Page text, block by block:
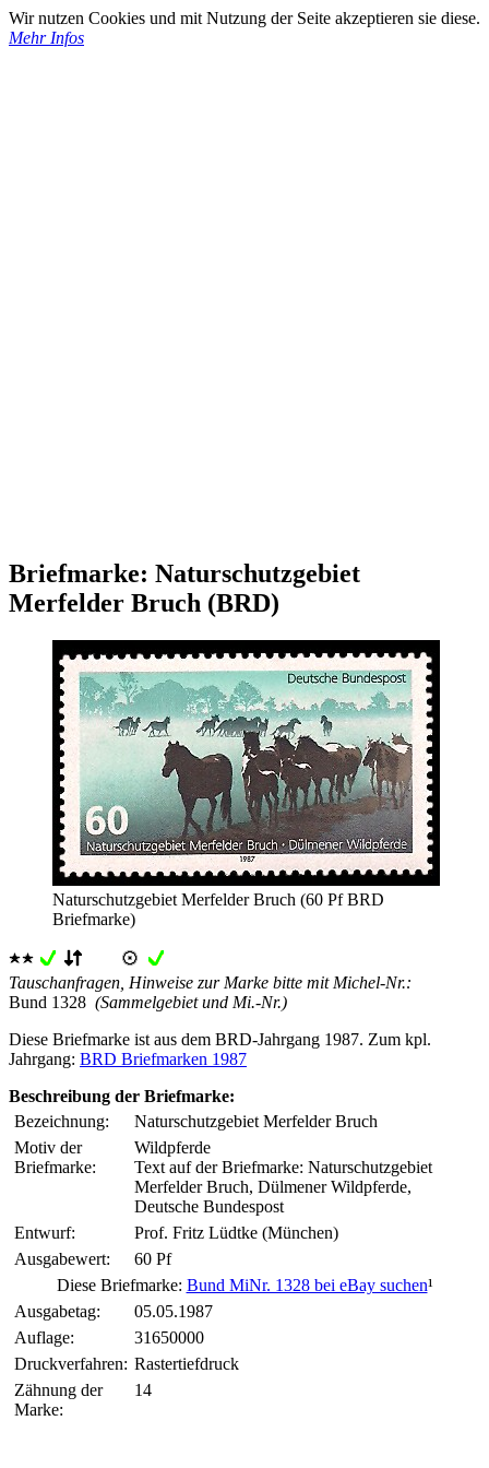
Wir nutzen Cookies und mit Nutzung der Seite akzeptieren sie diese.
Mehr Infos
Briefmarke: Naturschutzgebiet
Merfelder Bruch (BRD)
Naturschutzgebiet Merfelder Bruch (60 Pf BRD
Briefmarke)
Tauschanfragen, Hinweise zur Marke bitte mit Michel-Nr.:
Bund 1328 (Sammelgebiet und Mi.-Nr.)
Diese Briefmarke ist aus dem BRD-Jahrgang 1987. Zum kpl.
Jahrgang: BRD Briefmarken 1987
Beschreibung der Briefmarke:
Bezeichnung:
Naturschutzgebiet Merfelder Bruch
Motiv der
Briefmarke:
Wildpferde
Text auf der Briefmarke: Naturschutzgebiet
Merfelder Bruch, Dülmener Wildpferde,
Deutsche Bundespost
Entwurf:
Prof. Fritz Lüdtke (München)
Ausgabewert:
60 Pf
Diese Briefmarke: Bund MiNr. 1328 bei eBay suchen¹
Ausgabetag:
05.05.1987
Auflage:
31650000
Druckverfahren: Rastertiefdruck
Zähnung der
Marke:
14